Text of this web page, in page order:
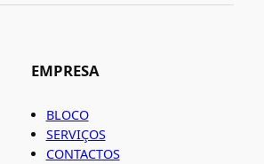
EMPRESA
BLOCO
SERVIÇOS
CONTACTOS